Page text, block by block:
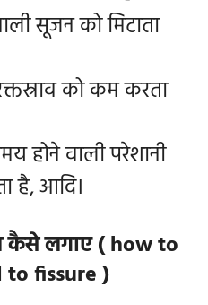
सूजन को मिटाता
को कम करता
होने वाली परेशानी
है, आदि।
कैसे लगाए ( how to
fissure )